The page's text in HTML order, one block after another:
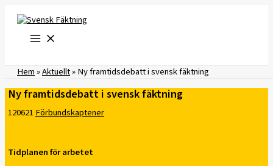
innehåll
Hem»Aktuellt»Ny framtidsdebatt i svensk fäktning
Ny framtidsdebatt i svensk fäktning
120621Förbundskaptener
Tidplanen för arbetet